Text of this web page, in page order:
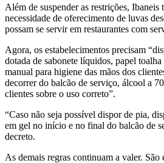
Além de suspender as restrições, Ibaneis
necessidade de oferecimento de luvas
possam se servir em restaurantes com
Agora, os estabelecimentos precisam
dotada de sabonete líquidos, papel
manual para higiene das mãos dos
decorrer do balcão de serviço, álcool a
clientes sobre o uso correto”.
“Caso não seja possível dispor de pia,
em gel no início e no final do balcão de
decreto.
As demais regras continuam a valer. São